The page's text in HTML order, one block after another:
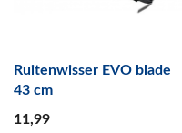
Ruitenwisser EVO blade
43 cm
11,99